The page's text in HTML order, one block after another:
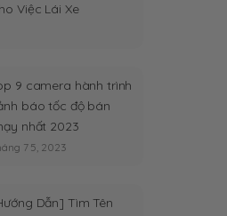
Việc Lái Xe
9 camera hành trình
báo tốc độ bán
nhất 2023
7 5, 2023
Dẫn] Tìm Tên